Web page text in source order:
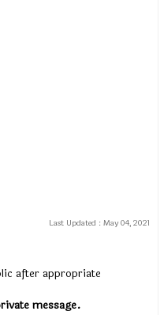
Last Updated : May 04, 2021
after appropriate
message.